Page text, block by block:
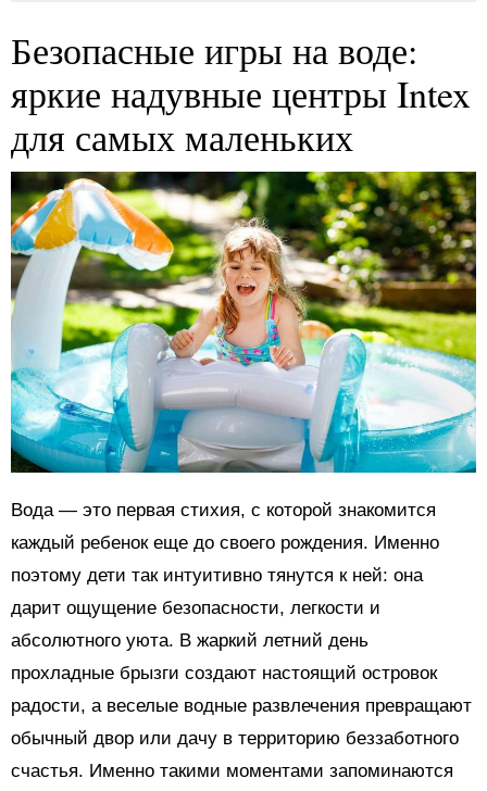
Безопасные игры на воде:
яркие надувные центры Intex
для самых маленьких
Вода — это первая стихия, с которой знакомится
каждый ребенок еще до своего рождения. Именно
поэтому дети так интуитивно тянутся к ней: она
дарит ощущение безопасности, легкости и
абсолютного уюта. В жаркий летний день
прохладные брызги создают настоящий островок
радости, а веселые водные развлечения превращают
обычный двор или дачу в территорию беззаботного
счастья. Именно такими моментами запоминаются